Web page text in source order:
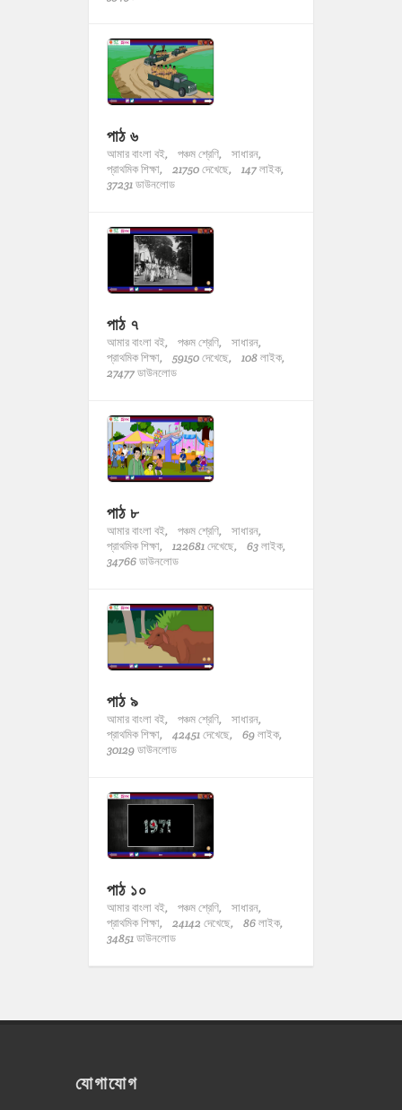
পাঠ ৬
আমার বাংলা বই, পঞ্চম শ্রেণি,
সাধারন,
প্রাথমিক শিক্ষা,
21750 দেখেছে,
147 লাইক,
37231 ডাউনলোড
পাঠ ৭
আমার বাংলা বই, পঞ্চম শ্রেণি,
সাধারন,
প্রাথমিক শিক্ষা,
59150 দেখেছে,
108 লাইক,
27477 ডাউনলোড
পাঠ ৮
আমার বাংলা বই, পঞ্চম শ্রেণি,
সাধারন,
প্রাথমিক শিক্ষা,
122681 দেখেছে,
63 লাইক,
34766 ডাউনলোড
পাঠ ৯
আমার বাংলা বই, পঞ্চম শ্রেণি,
সাধারন,
প্রাথমিক শিক্ষা,
42451 দেখেছে,
69 লাইক,
30129 ডাউনলোড
পাঠ ১০
আমার বাংলা বই, পঞ্চম শ্রেণি,
সাধারন,
প্রাথমিক শিক্ষা,
24142 দেখেছে,
86 লাইক,
34851 ডাউনলোড
যোগাযোগ